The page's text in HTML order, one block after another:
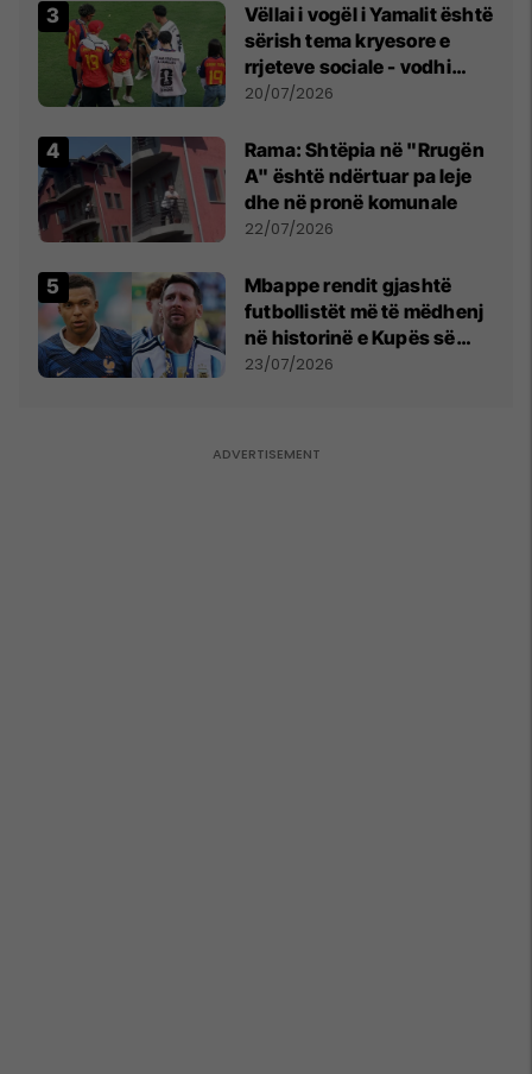
Vëllai i vogël i Yamalit është
sërish tema kryesore e
rrjeteve sociale - vodhi
vëmendjen pas finales së
20/07/2026
Rama: Shtëpia në "Rrugën
A" është ndërtuar pa leje
dhe në pronë komunale
22/07/2026
Mbappe rendit gjashtë
futbollistët më të mëdhenj
në historinë e Kupës së
Botës, Messi mbetet i dyti
23/07/2026